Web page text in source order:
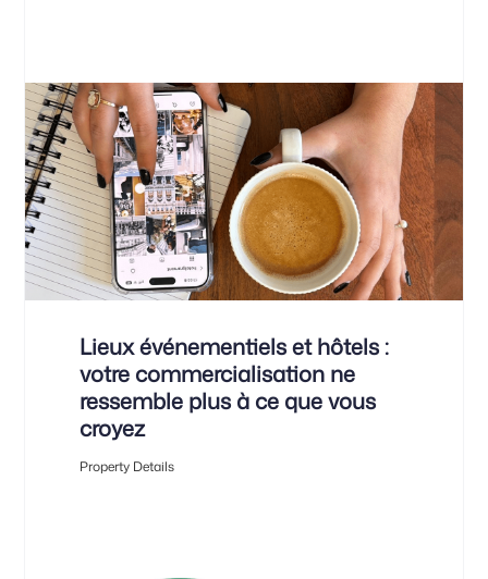
Lieux événementiels et hôtels :
votre commercialisation ne
ressemble plus à ce que vous
croyez
Property Details